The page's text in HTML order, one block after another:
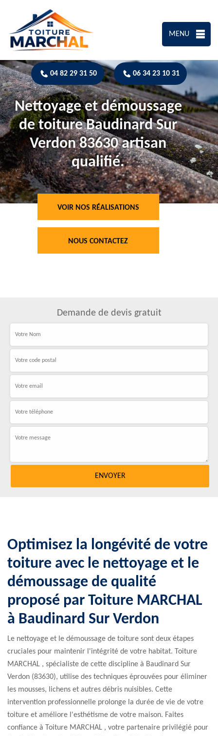
MENU
04 82 29 31 50 06 34 23 10 31
Nettoyage et démoussage
de toiture Baudinard Sur
Verdon 83630 artisan
qualifié.
VOIR NOS RÉALISATIONS
NOUS CONTACTEZ
Demande de devis gratuit
Optimisez la longévité de votre
toiture avec le nettoyage et le
démoussage de qualité
proposé par Toiture MARCHAL
à Baudinard Sur Verdon
Le nettoyage et le démoussage de toiture sont deux étapes
cruciales pour maintenir l'intégrité de votre habitat. Toiture
MARCHAL , spécialiste de cette discipline à Baudinard Sur
Verdon (83630), utilise des techniques éprouvées pour éliminer
les mousses, lichens et autres débris nuisibles. Cette
intervention professionnelle prolonge la durée de vie de votre
toiture et améliore l'esthétisme de votre maison. Faites
confiance à Toiture MARCHAL , votre partenaire privilégié pour